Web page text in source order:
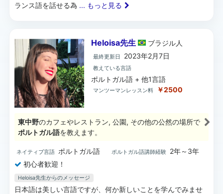
ランス語を話せる為 ... もっと見る
Heloisa先生 ブラジル人
最終更新日 2023年2月7日
教えている言語
ポルトガル語 + 他1言語
マンツーマンレッスン料 ￥2500
東中野のカフェやレストラン, 公園, その他の公然の場所で
ポルトガル語を教えます。
ネイティブ言語 ポルトガル語 ポルトガル語講師経験
2年～3年
初心者歓迎！
Heloisa先生からのメッセージ
日本語は美しい言語ですが、何か新しいことを学んでみませ